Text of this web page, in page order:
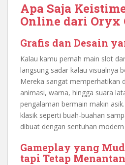
Apa Saja
Online dari Oryx
Grafis dan Desain
Kalau kamu pernah main slot
langsung sadar kalau visualnya
Mereka sangat memperhatikan
animasi, warna, hingga suara
pengalaman bermain makin
klasik seperti buah-buahan
dibuat dengan sentuhan
Gameplay yang
tapi Tetap